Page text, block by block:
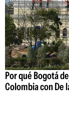
Por qué Bogotá
Colombia con De